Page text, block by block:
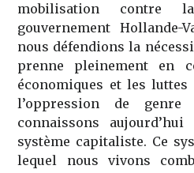
mobilisation
gouvernement Hollande-
nous défendions la
prenne pleinement en
économiques et les
l’oppression de
connaissons
système capitaliste. Ce
lequel nous vivons